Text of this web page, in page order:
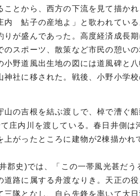
ことから、西方の下流を見て描か
内 鮎子の産地よ」と歌われてい
りが盛んであった。高度経済成長
のスポーツ、散策など市民の憩い
小野道風出生地の図には道風碑と
神社に移された。戦後、小野小学
山の吉根を結ぶ渡しで、棹で漕ぐ船
庄内川を渡している。春日井側は
上がったところに建物が2棟描かれ
郡史)では、「この一帯風光甚だう
路に属する舟渡なりき。天正の役
三隊となし、自ら先鋒を率いて大日